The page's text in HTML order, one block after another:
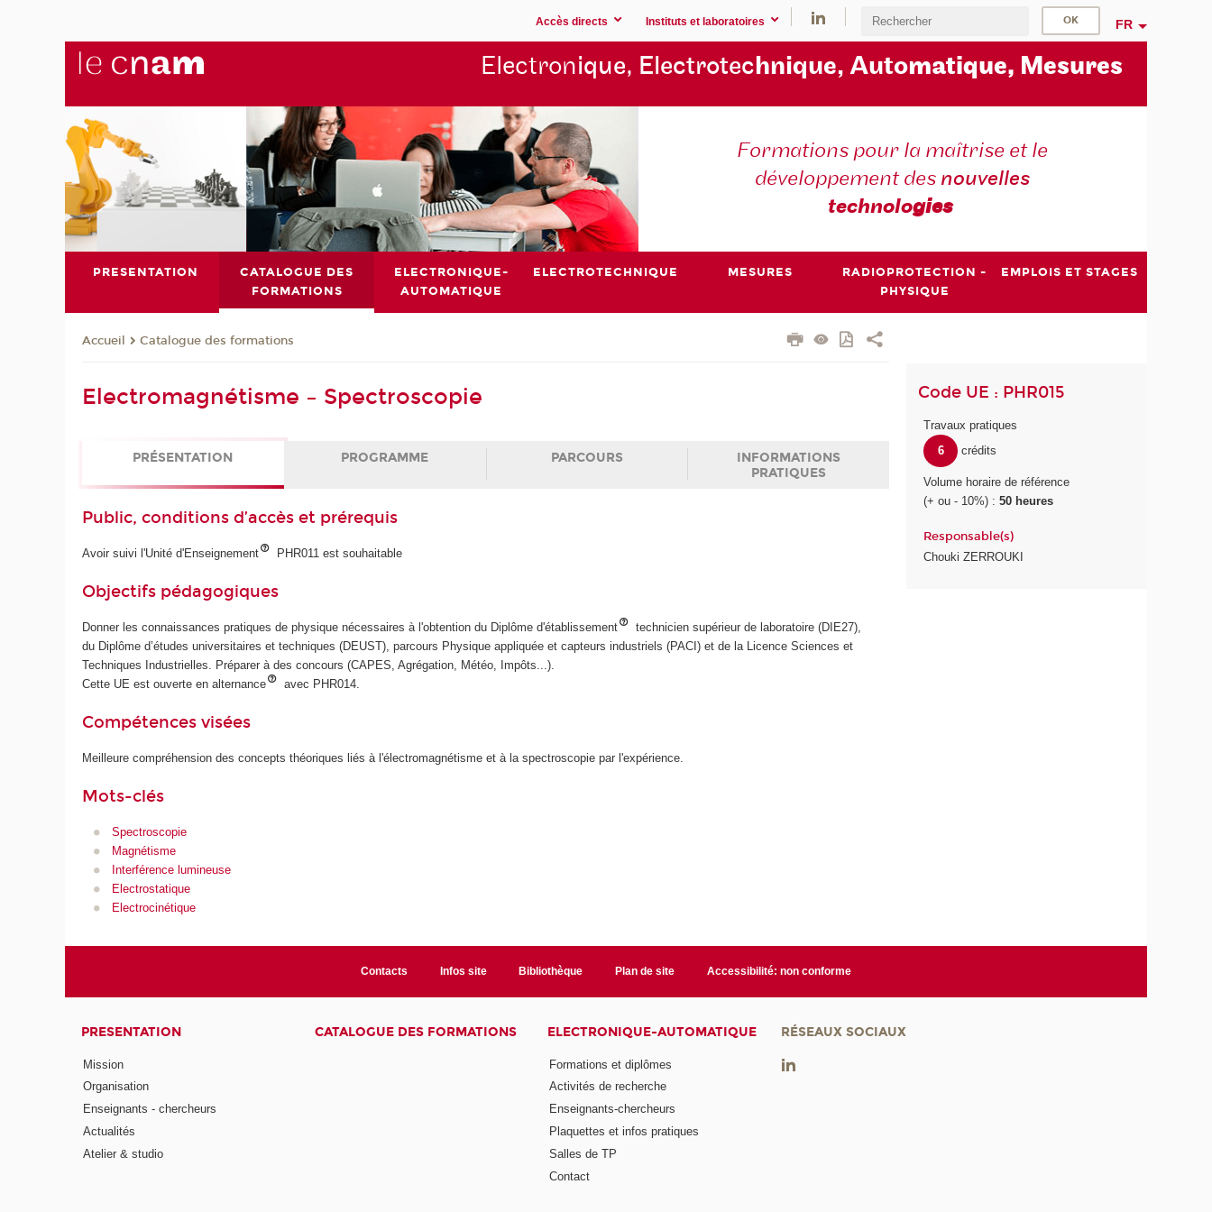
Accès directs Instituts et laboratoires FR
Electronique, Electrotechnique, Automatique, Mesures
Formations pour la maîtrise et le
développement des nouvelles
technologies
PRESENTATION
CATALOGUE DES
FORMATIONS
ELECTRONIQUE-
AUTOMATIQUE
ELECTROTECHNIQUE MESURES
RADIOPROTECTION -
PHYSIQUE
EMPLOIS ET STAGES
Accueil Catalogue des formations
Electromagnétisme – Spectroscopie
PRÉSENTATION PROGRAMME PARCOURS
INFORMATIONS
PRATIQUES
Public, conditions d’accès et prérequis
Avoir suivi l'Unité d'Enseignement PHR011 est souhaitable
Objectifs pédagogiques
Donner les connaissances pratiques de physique nécessaires à l'obtention du Diplôme d'établissement
technicien supérieur de laboratoire (DIE27),
du Diplôme d’études universitaires et techniques (DEUST), parcours Physique appliquée et capteurs industriels (PACI) et de la Licence Sciences et
Techniques Industrielles. Préparer à des concours (CAPES, Agrégation, Météo, Impôts...).
Cette UE est ouverte en alternance
avec PHR014.
Compétences visées
Meilleure compréhension des concepts théoriques liés à l'électromagnétisme et à la spectroscopie par l'expérience.
Mots-clés
Spectroscopie
Magnétisme
Interférence lumineuse
Electrostatique
Electrocinétique
Code UE : PHR015
Travaux pratiques
6
crédits
Volume horaire de référence
(+ ou - 10%) :50 heures
Responsable(s)
Chouki ZERROUKI
Contacts Infos site Bibliothèque Plan de site Accessibilité: non conforme
PRESENTATION
Mission
Organisation
Enseignants - chercheurs
Actualités
Atelier & studio
CATALOGUE DES FORMATIONS ELECTRONIQUE-AUTOMATIQUE
Formations et diplômes
Activités de recherche
Enseignants-chercheurs
Plaquettes et infos pratiques
Salles de TP
Contact
RÉSEAUX SOCIAUX